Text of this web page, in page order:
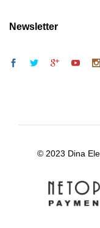
Newsletter
© 2023 Dina